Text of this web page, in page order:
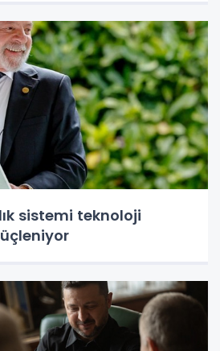
sistemi teknoloji